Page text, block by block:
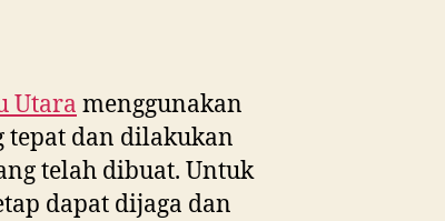
Utara menggunakan
tepat dan dilakukan
telah dibuat. Untuk
dapat dijaga dan